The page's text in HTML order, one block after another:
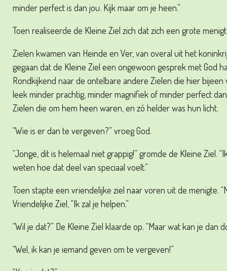
minder perfect is dan jou. Kijk maar om je heen.”
Toen realiseerde de Kleine Ziel zich dat zich een grote
Zielen kwamen van Heinde en Ver, van overal uit het
gegaan dat de Kleine Ziel een ongewoon gesprek met God
Rondkijkend naar de ontelbare andere Zielen die hier
leek minder prachtig, minder magnifiek of minder perfect
Zielen die om hem heen waren, en zó helder was hun licht.
“Wie is er dan te vergeven?” vroeg God.
“Jonge, dit is helemaal niet grappig!” gromde de Kleine Ziel.
weten hoe dat deel van speciaal voelt.”
Toen stapte een vriendelijke ziel naar voren uit de menigte.
Vriendelijke Ziel, “Ik zal je helpen.”
“Wil je dat?” De Kleine Ziel klaarde op. “Maar wat kan je dan
“Wel, ik kan je iemand geven om te vergeven!”